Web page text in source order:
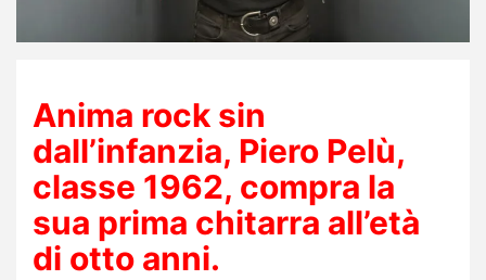
Anima rock sin
dall’infanzia, Piero Pelù,
classe 1962, compra la
sua prima chitarra all’età
di otto anni.